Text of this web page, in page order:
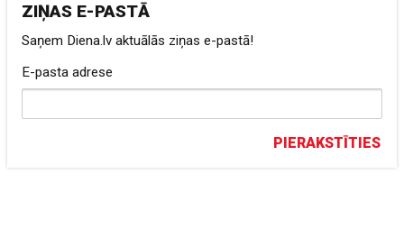
ZIŅAS E-PASTĀ
Saņem Diena.lv aktuālās ziņas e-pastā!
E-pasta adrese
PIERAKSTĪTIES